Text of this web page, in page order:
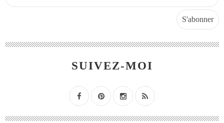
SUIVEZ-MOI